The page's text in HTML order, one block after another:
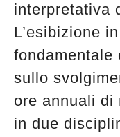
interpretativa
L’esibizione
fondamentale
sullo
ore annuali di
in due